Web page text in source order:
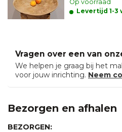
Op voorraad
Levertijd 1-3
Vragen over een van
We helpen je graag bij het
voor jouw inrichting. Neem
Bezorgen en afhalen
BEZORGEN: